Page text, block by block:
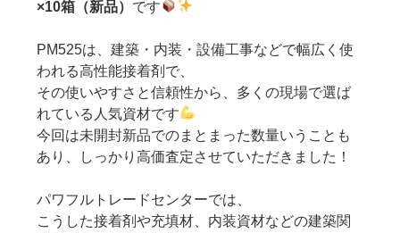
×10箱（新品） です
PM525は、建築・内装・設備工事などで幅広く使
われる高性能接着剤で、
その使いやすさと信頼性から、多くの現場で選ば
れている人気資材です
今回は未開封新品でのまとまった数量いうことも
あり、しっかり高価査定させていただきました！
パワフルトレードセンターでは、
こうした接着剤や充填材、内装資材などの建築関